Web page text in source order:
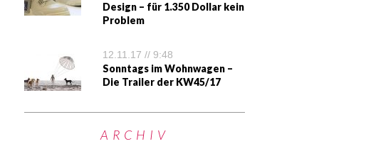
Design – für 1.350 Dollar kein
Problem
12.11.17 // 9:48
Sonntags im Wohnwagen –
Die Trailer der KW45/17
ARCHIV